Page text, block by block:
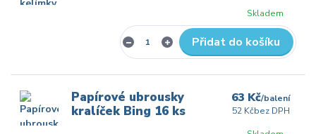
Skladem
Přidat do košíku
Papírové ubrousky
kralíček Bing 16 ks
63 Kč/balení
52 Kčbez DPH